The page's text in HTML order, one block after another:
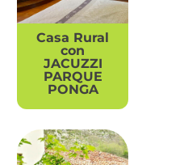
Casa Rural
con
JACUZZI
PARQUE
PONGA